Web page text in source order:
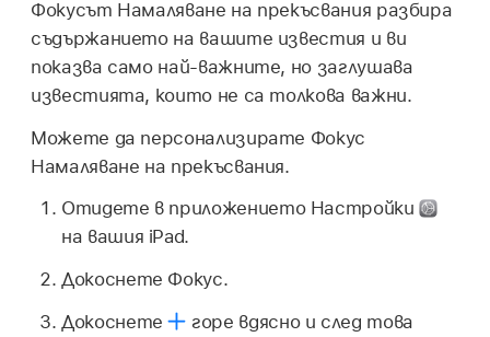
Фокусът Намаляване на прекъсвания разбира
съдържанието на вашите известия и ви
показва само най-важните, но заглушава
известията, които не са толкова важни.
Можете да персонализирате Фокус
Намаляване на прекъсвания.
Отидете в приложението Настройки
на вашия iPad.
Докоснете Фокус.
Докоснете
горе вдясно и след това